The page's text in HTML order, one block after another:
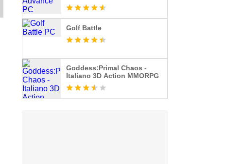
Golf Battle
Goddess:Primal Chaos -
Italiano 3D Action MMORPG